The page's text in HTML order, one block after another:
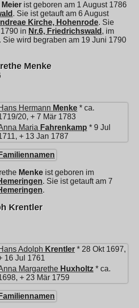
Meier ist geboren am 1 August 1786
. Sie ist getauft am 6 August
Kirche, Hohenrode. Sie
in Nr.6, Friedrichswald , im
Sie wird begraben am 19 Juni 1790
Menke
Hermann Menke * ca.
20, + 7 Mär 1783
Maria Fahrenkamp * 9 Jul
+ 13 Jan 1787
Familiennamen
Menke ist geboren im
. Sie ist getauft am 7
.
Krentler
Adolph Krentler * 28 Okt 1697,
16 Jul 1761
Margarethe Huxholtz * ca.
+ 23 Mär 1759
Familiennamen